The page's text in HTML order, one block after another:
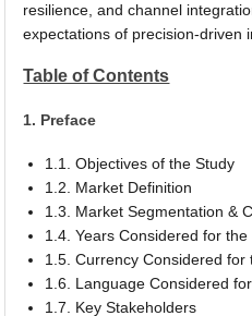
resilience, and channel
expectations of precision-driven
Table of Contents
1. Preface
1.1. Objectives of the Study
1.2. Market Definition
1.3. Market Segmentation &
1.4. Years Considered for the
1.5. Currency Considered for
1.6. Language Considered
1.7. Key Stakeholders